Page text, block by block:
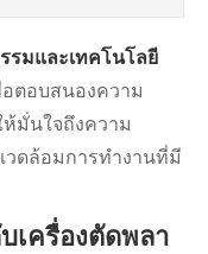
รมและเทคโนโลยี
ตอบสนองความ
ห้มั่นใจถึงความ
ดล้อมการทำงานที่มี
เครื่องตัดพลา